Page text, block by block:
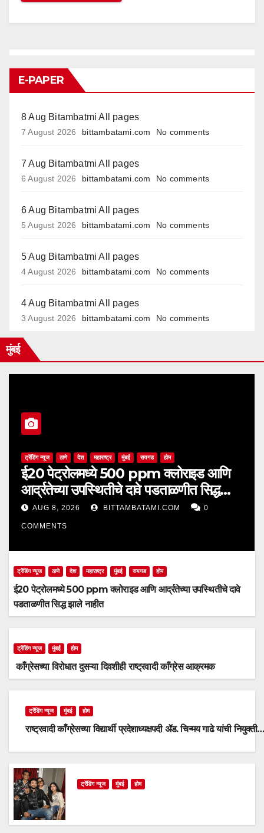
E-PAPER
8 Aug Bitambatmi All pages
7 August 2026 bittambatami.com No comments
7 Aug Bitambatmi All pages
6 August 2026 bittambatami.com No comments
6 Aug Bitambatmi All pages
5 August 2026 bittambatami.com No comments
5 Aug Bitambatmi All pages
4 August 2026 bittambatami.com No comments
4 Aug Bitambatmi All pages
3 August 2026 bittambatami.com No comments
मुंबई
ट्रेंडिंग न्यूज ठाणे देश महाराष्ट्र मुंबई रायगड होम
ई20 पेट्रोलमध्ये 500 ppm क्लोराइड आणि
आर्द्रतेच्या उपस्थितीचे दावे पडताळणीत सिद्ध
झाले नाहीत
AUG 8, 2026 BITTAMBATAMI.COM 0
COMMENTS
ट्रेंडिंग न्यूज ठाणे देश महाराष्ट्र मुंबई रायगड होम
ई20 पेट्रोलमध्ये 500 ppm क्लोराइड आणि आर्द्रतेच्या उपस्थितीचे दावे
पडताळणीत सिद्ध झाले नाहीत
ट्रेंडिंग न्यूज मुंबई होम
काँग्रेसच्या विरोधात दुसऱ्या दिवशीही राष्ट्रवादी काँग्रेस आक्रमक
ट्रेंडिंग न्यूज मुंबई होम
राष्ट्रवादी काँग्रेसच्या विद्यार्थी प्रदेशाध्यक्षपदी ॲड. चिन्मय गाढे यांची नियुक्ती…
ट्रेंडिंग न्यूज मुंबई होम